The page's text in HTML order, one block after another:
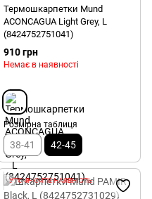
Термошкарпетки Mund
ACONCAGUA Light Grey, L
(8424752751041)
910 грн
Немає в наявності
Розмірна таблиця
38-41 42-45
УТОЧНЮЙТЕ НАЯВНІСТЬ